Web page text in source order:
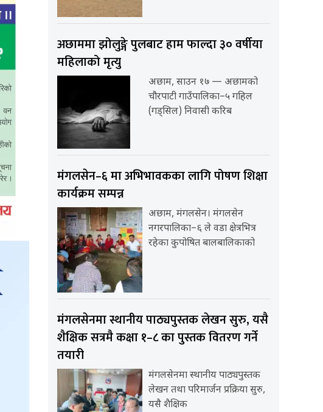
अछाममा झोलुङ्गे पुलबाट हाम फाल्दा ३० वर्षीया
महिलाको मृत्यु
अछाम, साउन १७ — अछामको
चौरपाटी गाउँपालिका–५ गहिल
(गड्सिल) निवासी करिब
मंगलसेन–६ मा अभिभावकका लागि पोषण शिक्षा
कार्यक्रम सम्पन्न
अछाम, मंगलसेन। मंगलसेन
नगरपालिका–६ ले वडा क्षेत्रभित्र
रहेका कुपोषित बालबालिकाको
मंगलसेनमा स्थानीय पाठ्यपुस्तक लेखन सुरु, यसै
शैक्षिक सत्रमै कक्षा १–८ का पुस्तक वितरण गर्ने
तयारी
मंगलसेनमा स्थानीय पाठ्यपुस्तक
लेखन तथा परिमार्जन प्रक्रिया सुरु,
यसै शैक्षिक